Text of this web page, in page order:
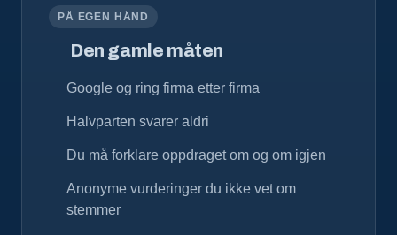
PÅ EGEN HÅND
Den gamle måten
Google og ring firma etter firma
Halvparten svarer aldri
Du må forklare oppdraget om og om igjen
Anonyme vurderinger du ikke vet om
stemmer